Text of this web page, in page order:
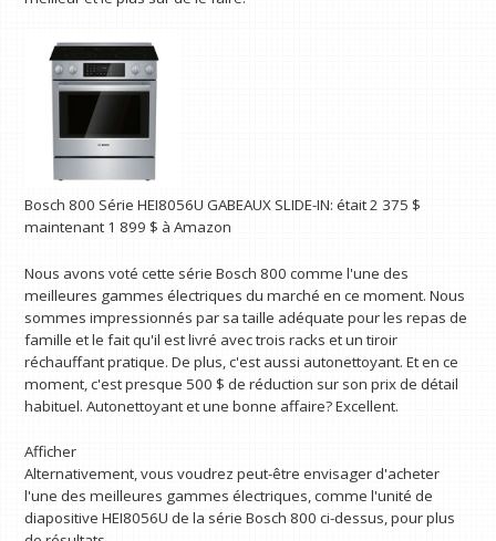
Bosch 800 Série HEI8056U GABEAUX SLIDE-IN: était 2 375 $
maintenant 1 899 $ à Amazon
Nous avons voté cette série Bosch 800 comme l'une des
meilleures gammes électriques du marché en ce moment. Nous
sommes impressionnés par sa taille adéquate pour les repas de
famille et le fait qu'il est livré avec trois racks et un tiroir
réchauffant pratique. De plus, c'est aussi autonettoyant. Et en ce
moment, c'est presque 500 $ de réduction sur son prix de détail
habituel. Autonettoyant et une bonne affaire? Excellent.
Afficher
Alternativement, vous voudrez peut-être envisager d'acheter
l'une des meilleures gammes électriques, comme l'unité de
diapositive HEI8056U de la série Bosch 800 ci-dessus, pour plus